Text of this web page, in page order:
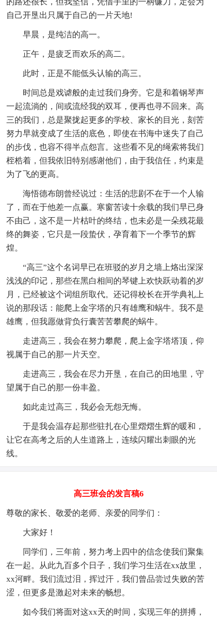
自己开垦出只属于自己的一片天地!
早晨，是纯洁的高一。
正午，是疲乏而欢乐的高二。
此时，正是不能低头认输的高三。
时间总是戏谑般的走过我们身旁。它是和着钢琴声
一起流淌的，间或流经我的双耳，便再也寻不回来。高
三的我们，总是聚拢起更多的学校、家长的目光，刻苦
努力早就变成了生活的底色，即使在书海中迷失了自己
的步伐，也容不得半点怨言。这些看不见的绳索将我们
桎梏着，但我依旧特别感谢他们，由于我信任，约束是
为了飞的更高。
海悟德布朗曾经说过：生活的悲剧不在于一个人输
了，而在于他差一点赢。寒窗苦读十余载的我们早已身
不由己，这不是一片枯叶的终结，也未必是一朵残花最
终的舞姿，它只是一段蛰伏，孕育着下一个季节的辉
煌。
“高三”这个名词早已在班驳的岁月之墙上烙出深深
浅浅的印记，那些在黑白相间的琴键上欢快跃动着的岁
月，已经被这个词组所取代。还记得校长在开学典礼上
说的那段话：能爬上金字塔的只有雄鹰和蜗牛。我不是
雄鹰，但我愿做背负行囊苦苦攀爬的蜗牛。
走进高三，我会在努力攀爬，爬上金字塔塔顶，仰
视属于自己的那一片天空。
走进高三，我会在尽力开垦，在自己的田地里，守
望属于自己的那一份丰盈。
如此走过高三，我必会无怨无悔。
于是我会温存起那些驻扎在心里熠熠生辉的暖和，
让它在高考之后的人生道路上，连续闪耀出刺眼的光
线。
高三班会的发言稿6
尊敬的家长、敬爱的老师、亲爱的同学们：
大家好！
同学们，三年前，努力考上四中的信念使我们聚集
在一起。从此九百多个日子，我们学习生活在xx故里，
xx河畔。我们流过泪，挥过汗，我们曾品尝过失败的苦
涩，但更多是激起对未来的畅想。
如今我们将面对这xx天的时间，实现三年的拼搏，